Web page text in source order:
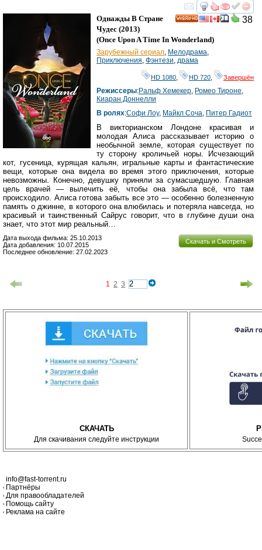
смотреть
38
Однажды В Стране
Чудес (2013)
(Once Upon A Time In Wonderland)
Зарубежный сериал Мелодрама
Приключения Фэнтези драма
HD 1080 HD 720 Завершён
Режиссеры:Ральф Хемекер Ромео Тироне
Киаран Доннелли
В ролях:Софи Лоу, Майкл Соча Питер Гадиот
В викторианском Лондоне красивая и
молодая Алиса рассказывает историю о
необычной земле, которая существует по
ту сторону кроличьей норы. Исчезающий
кот, гусеница, курящая кальян, игральные карты и фантастические
вещи, которые она видела во время этого приключения, которые
невозможны. Конечно, девушку приняли за сумасшедшую. Главная
цель врачей — вылечить её, чтобы она забыла всё, что там
происходило. Алиса готова забыть все это — особенно болезненную
память о джинне, в которого она влюбилась и потеряла навсегда, но
красивый и таинственный Сайрус говорит, что в глубине души она
знает, что этот мир реальный…
Скачать и Смотреть
Дата выхода фильма: 25.10.2013
Дата добавления: 10.07.2015
Последнее обновление: 27.02.2023
1 2 3
СКАЧАТЬ
Для скачивания следуйте инструкции
info@fast-torrent.ru
Партнёры
Для правообладателей
Помощь сайту
Реклама на сайте